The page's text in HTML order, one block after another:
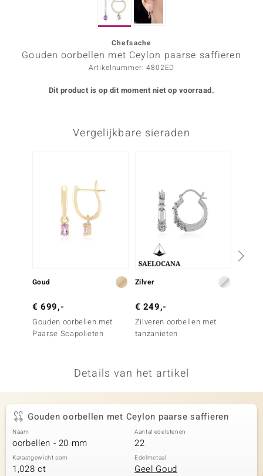
Designs
Chefsache
Gouden oorbellen met Ceylon paarse saffieren
Artikelnummer: 4802ED
Dit product is op dit moment niet op voorraad.
Vergelijkbare sieraden
Goud
€ 699,-
Gouden oorbellen met
Paarse Scapolieten
Zilver
€ 249,-
Zilveren oorbellen met
tanzanieten
Details van het artikel
Gouden oorbellen met Ceylon paarse saffieren
Naam
oorbellen - 20 mm
Aantal edelstenen
22
Karaatgewicht som
1,028 ct
Edelmetaal
Geel Goud